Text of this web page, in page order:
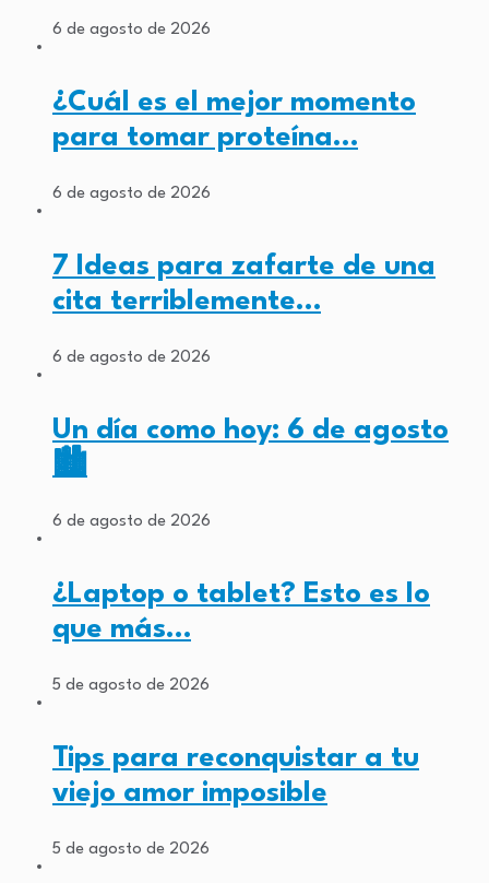
6 de agosto de 2026
¿Cuál es el mejor momento
para tomar proteína…
6 de agosto de 2026
7 Ideas para zafarte de una
cita terriblemente…
6 de agosto de 2026
Un día como hoy: 6 de agosto
🏙️
6 de agosto de 2026
¿Laptop o tablet? Esto es lo
que más…
5 de agosto de 2026
Tips para reconquistar a tu
viejo amor imposible
5 de agosto de 2026